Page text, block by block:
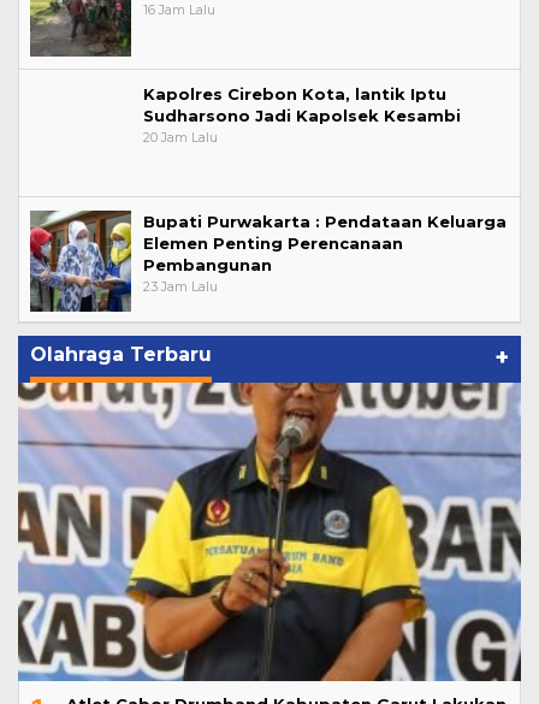
16 Jam Lalu
Kapolres Cirebon Kota, lantik Iptu
Sudharsono Jadi Kapolsek Kesambi
20 Jam Lalu
Bupati Purwakarta : Pendataan Keluarga
Elemen Penting Perencanaan
Pembangunan
23 Jam Lalu
Olahraga Terbaru +